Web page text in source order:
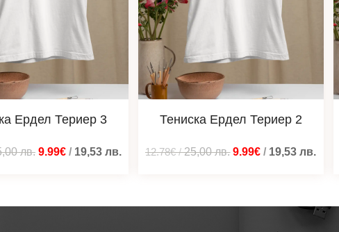
Ердел Териер 3
лв. 9.99€/ 19,53 лв.
Тениска Ердел Териер 2
12.78€/25,00лв. 9.99€ / 19,53лв.